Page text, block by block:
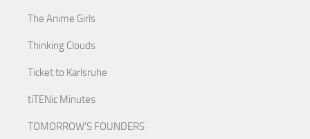
The Anime Girls
Thinking Clouds
Ticket to Karlsruhe
tiTENic Minutes
TOMORROW'S FOUNDERS